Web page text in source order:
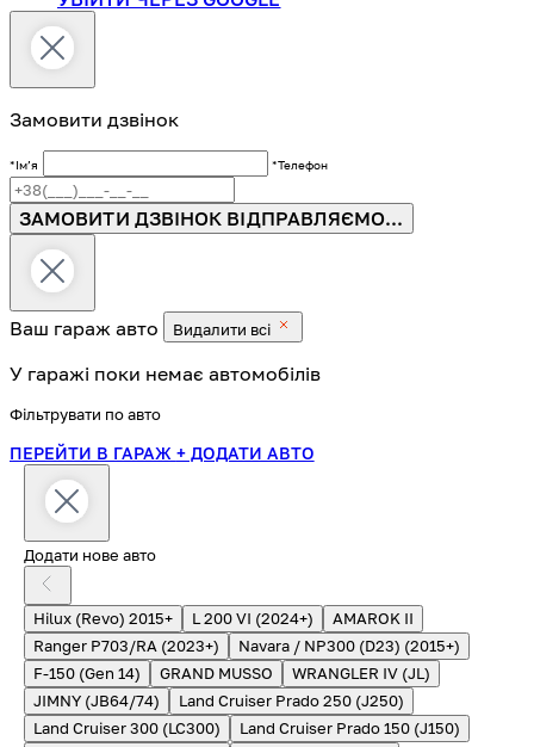
Замовити дзвінок
*Імʼя *Телефон
ЗАМОВИТИ ДЗВІНОК ВІДПРАВЛЯЄМО...
Ваш гараж авто Видалити всі
У гаражі поки немає автомобілів
Фільтрувати по авто
ПЕРЕЙТИ В ГАРАЖ + ДОДАТИ АВТО
Додати нове авто
Hilux (Revo) 2015+ L 200 VI (2024+)
AMAROK II
Ranger P703/RA (2023+)
Navara / NP300 (D23) (2015+)
F-150 (Gen 14)
GRAND MUSSO
WRANGLER IV (JL)
JIMNY (JB64/74)
Land Cruiser Prado 250 (J250)
Land Cruiser 300 (LC300)
Land Cruiser Prado 150 (J150)